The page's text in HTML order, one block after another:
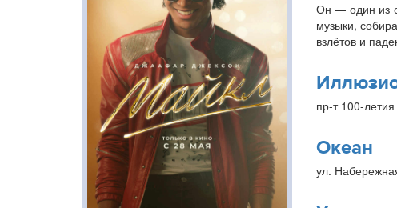
Он — один из
музыки,
взлётов и
пр-т 100-
Океан
ул.